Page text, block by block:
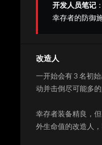
开发人员笔记
幸存者的防御
改造人
一开始会有 3 名初
动并击倒尽可能多的
幸存者装备精良，
外生命值的改造人